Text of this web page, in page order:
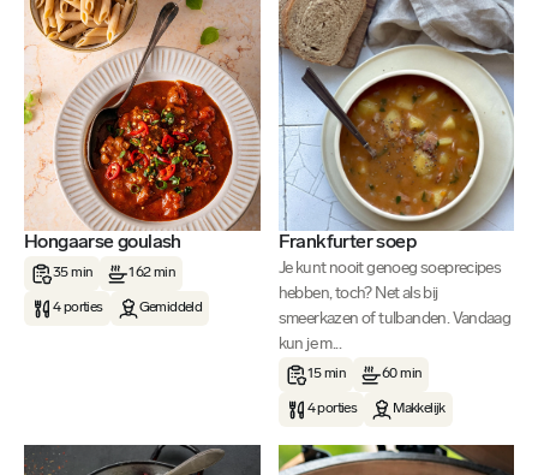
Hongaarse goulash
35 min 162 min
4 porties Gemiddeld
Frankfurter soep
Je kunt nooit genoeg soeprecipes
hebben, toch? Net als bij
smeerkazen of tulbanden. Vandaag
kun je m...
15 min 60 min
4 porties Makkelijk